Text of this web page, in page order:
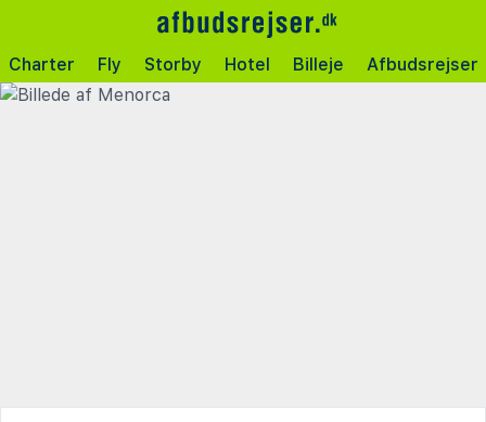
Charter Fly Storby Hotel Billeje Afbudsrejser